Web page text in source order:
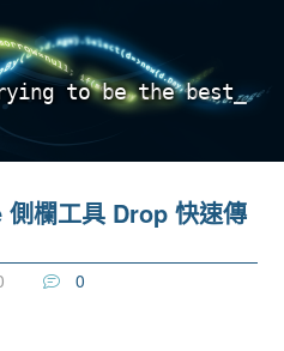
ying to be the best_
欄工具 Drop 快速傳
0